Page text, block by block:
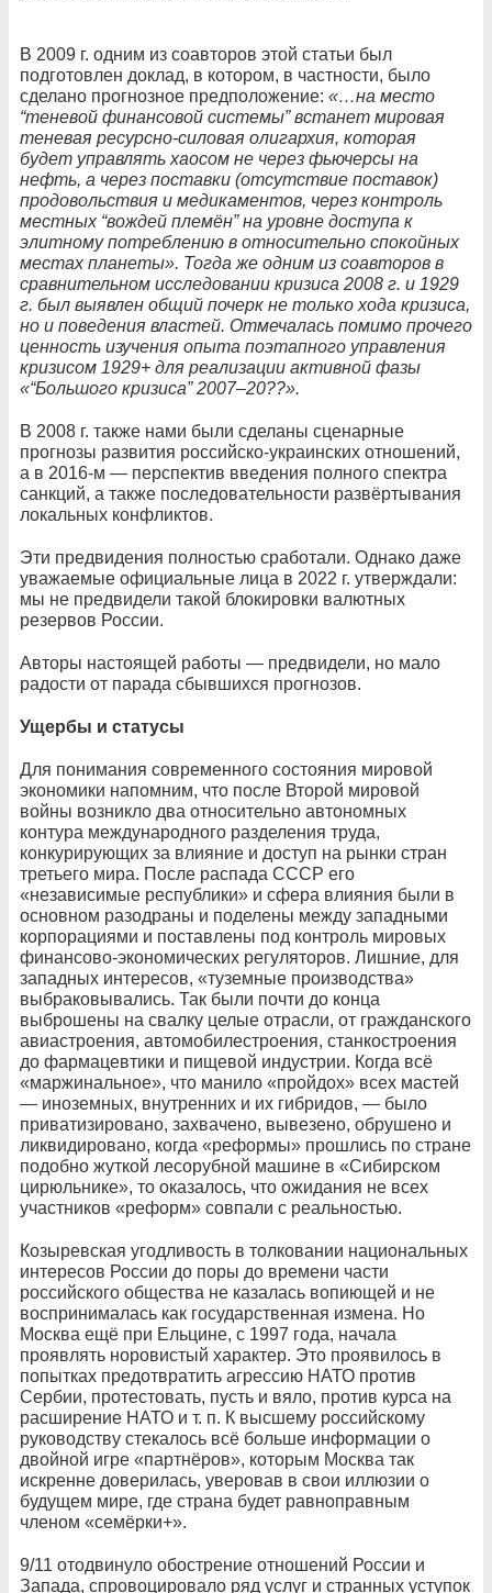
В 2009 г. одним из соавторов этой статьи был
подготовлен доклад, в котором, в частности, было
сделано прогнозное предположение: «…на место
“теневой финансовой системы” встанет мировая
теневая ресурсно-силовая олигархия, которая
будет управлять хаосом не через фьючерсы на
нефть, а через поставки (отсутствие поставок)
продовольствия и медикаментов, через контроль
местных “вождей племён” на уровне доступа к
элитному потреблению в относительно спокойных
местах планеты». Тогда же одним из соавторов в
сравнительном исследовании кризиса 2008 г. и 1929
г. был выявлен общий почерк не только хода кризиса,
но и поведения властей. Отмечалась помимо прочего
ценность изучения опыта поэтапного управления
кризисом 1929+ для реализации активной фазы
«“Большого кризиса” 2007–20??».
В 2008 г. также нами были сделаны сценарные
прогнозы развития российско-украинских отношений,
а в 2016‑м — перспектив введения полного спектра
санкций, а также последовательности развёртывания
локальных конфликтов.
Эти предвидения полностью сработали. Однако даже
уважаемые официальные лица в 2022 г. утверждали:
мы не предвидели такой блокировки валютных
резервов России.
Авторы настоящей работы — предвидели, но мало
радости от парада сбывшихся прогнозов.
Ущербы и статусы
Для понимания современного состояния мировой
экономики напомним, что после Второй мировой
войны возникло два относительно автономных
контура международного разделения труда,
конкурирующих за влияние и доступ на рынки стран
третьего мира. После распада СССР его
«независимые республики» и сфера влияния были в
основном разодраны и поделены между западными
корпорациями и поставлены под контроль мировых
финансово-экономических регуляторов. Лишние, для
западных интересов, «туземные производства»
выбраковывались. Так были почти до конца
выброшены на свалку целые отрасли, от гражданского
авиастроения, автомобилестроения, станкостроения
до фармацевтики и пищевой индустрии. Когда всё
«маржинальное», что манило «пройдох» всех мастей
— иноземных, внутренних и их гибридов, — было
приватизировано, захвачено, вывезено, обрушено и
ликвидировано, когда «реформы» прошлись по стране
подобно жуткой лесорубной машине в «Сибирском
цирюльнике», то оказалось, что ожидания не всех
участников «реформ» совпали с реальностью.
Козыревская угодливость в толковании национальных
интересов России до поры до времени части
российского общества не казалась вопиющей и не
воспринималась как государственная измена. Но
Москва ещё при Ельцине, с 1997 года, начала
проявлять норовистый характер. Это проявилось в
попытках предотвратить агрессию НАТО против
Сербии, протестовать, пусть и вяло, против курса на
расширение НАТО и т. п. К высшему российскому
руководству стекалось всё больше информации о
двойной игре «партнёров», которым Москва так
искренне доверилась, уверовав в свои иллюзии о
будущем мире, где страна будет равноправным
членом «семёрки+».
9/11 отодвинуло обострение отношений России и
Запада, спровоцировало ряд услуг и странных уступок